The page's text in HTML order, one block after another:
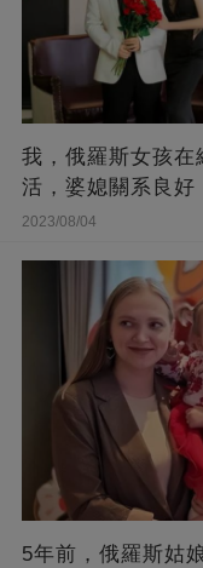
我，俄羅斯女孩在
活，婆媳關系良好
2023/08/04
5年前，俄羅斯姑